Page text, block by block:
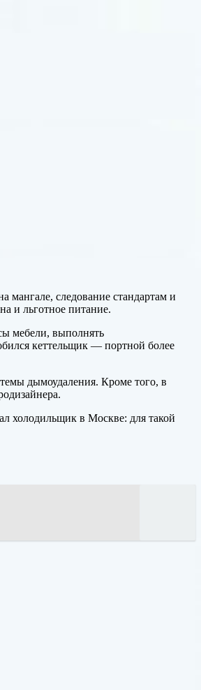
следование стандартам и
и льготное питание.
мебели, выполнять
кеттельщик — портной более
дымоудаления. Кроме того, в
холодильщик в Москве: для такой